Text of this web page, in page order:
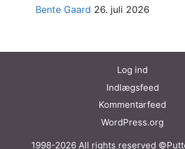
Bente Gaard 26. juli 2026
Log ind
Indlægsfeed
Kommentarfeed
WordPress.org
1998-2026 All rights reserved